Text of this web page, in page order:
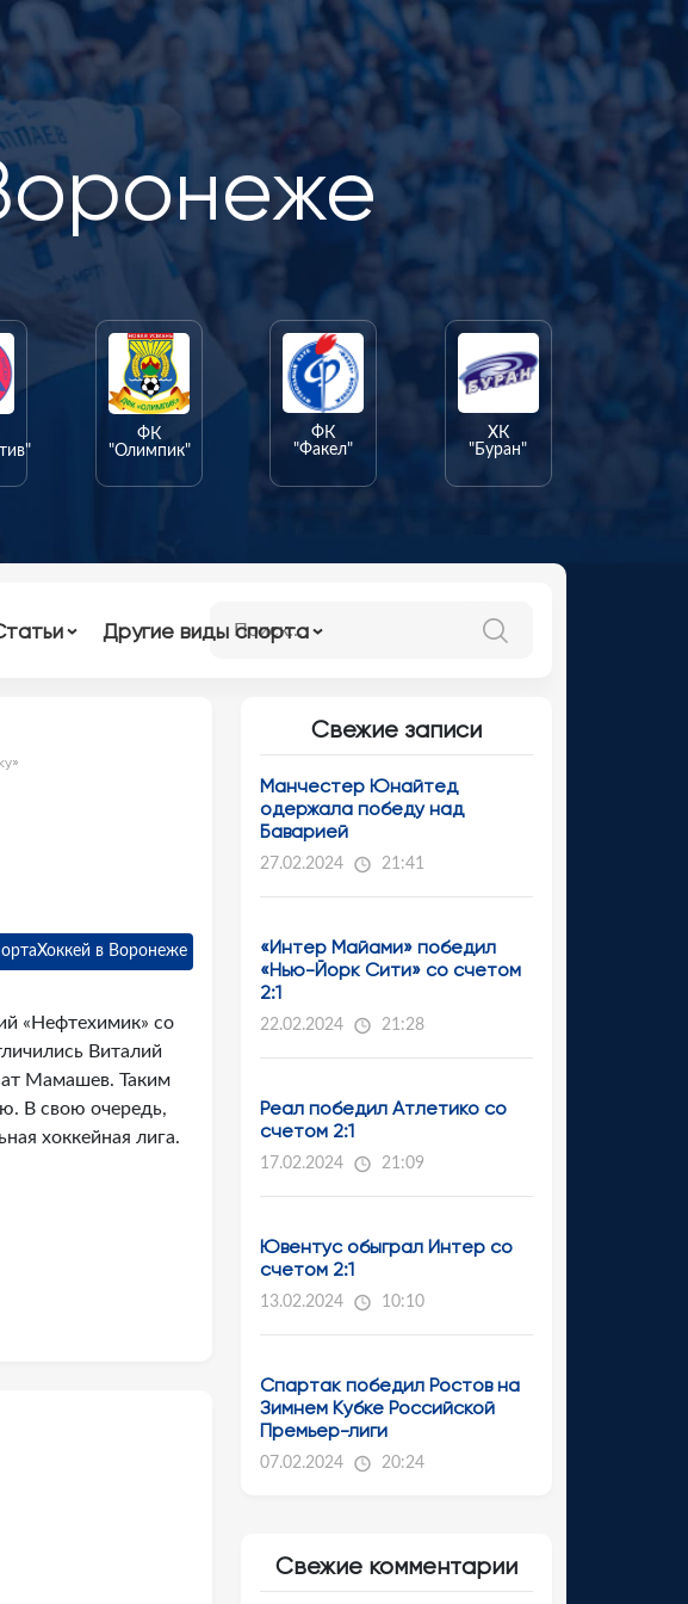
ФК
"Олимпик"
ФК
"Факел"
ХК
"Буран"
Другие виды спорта
Хоккей в Воронеже
«Нефтехимик» со
Виталий
Мамашев. Таким
В свою очередь,
хоккейная лига.
Свежие записи
Манчестер Юнайтед
одержала победу над
Баварией
27.02.2024 21:41
«Интер Майами» победил
«Нью-Йорк Сити» со счетом
2:1
22.02.2024 21:28
Реал победил Атлетико со
счетом 2:1
17.02.2024 21:09
Ювентус обыграл Интер со
счетом 2:1
13.02.2024 10:10
Спартак победил Ростов на
Зимнем Кубке Российской
Премьер-лиги
07.02.2024 20:24
Свежие комментарии